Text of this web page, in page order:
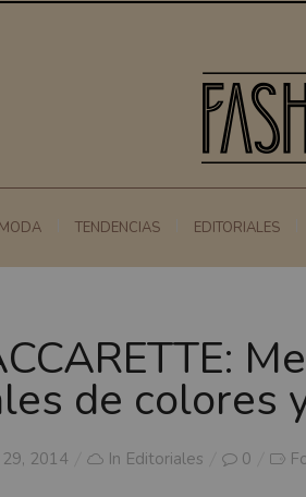
MODA TENDENCIAS EDITORIALES
de colores
2014 In Editoriales 0